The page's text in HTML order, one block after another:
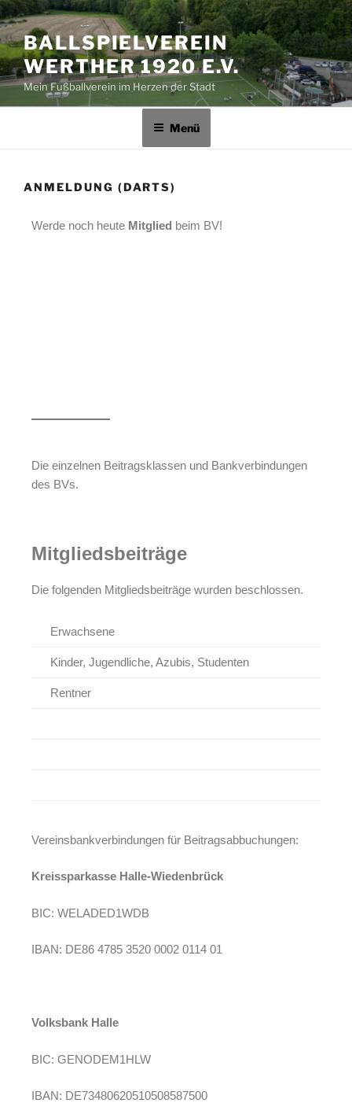
BALLSPIELVEREIN
WERTHER 1920 E.V.
Mein Fußballverein im Herzen der Stadt
Menü
ANMELDUNG (DARTS)
Werde noch heute Mitglied beim BV!
Die einzelnen Beitragsklassen und Bankverbindungen
des BVs.
Mitgliedsbeiträge
Die folgenden Mitgliedsbeiträge wurden beschlossen.
Erwachsene
Kinder, Jugendliche, Azubis, Studenten
Rentner
Vereinsbankverbindungen für Beitragsabbuchungen:
Kreissparkasse Halle-Wiedenbrück
BIC: WELADED1WDB
IBAN: DE86 4785 3520 0002 0114 01
Volksbank Halle
BIC: GENODEM1HLW
IBAN: DE73480620510508587500